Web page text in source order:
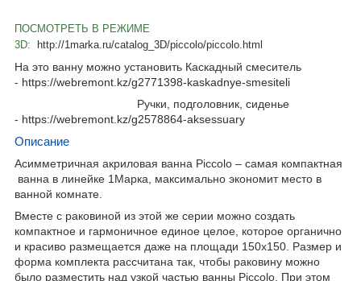
ПОСМОТРЕТЬ В РЕЖИМЕ
3D:
http://1marka.ru/catalog_3D/piccolo/piccolo.html
На это ванну можно установить Каскадный смеситель
- https://webremont.kz/g2771398-kaskadnye-smesiteli
Ручки, подголовник, сиденье
- https://webremont.kz/g2578864-aksessuary
Описание
Асимметричная акриловая ванна Piccolo – самая компактная
ванна в линейке 1Марка, максимально экономит место в
ванной комнате.
Вместе с раковиной из этой же серии можно создать
компактное и гармоничное единое целое, которое органично
и красиво размещается даже на площади 150х150. Размер и
форма комплекта рассчитана так, чтобы раковину можно
было разместить над узкой частью ванны Piccolo. При этом